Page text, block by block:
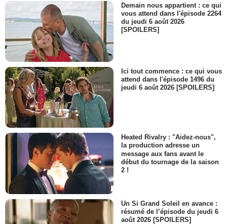
Demain nous appartient : ce qui
vous attend dans l'épisode 2264
du jeudi 6 août 2026
[SPOILERS]
Ici tout commence : ce qui vous
attend dans l'épisode 1496 du
jeudi 6 août 2026 [SPOILERS]
Heated Rivalry : "Aidez-nous",
la production adresse un
message aux fans avant le
début du tournage de la saison
2 !
Un Si Grand Soleil en avance :
résumé de l’épisode du jeudi 6
août 2026 [SPOILERS]